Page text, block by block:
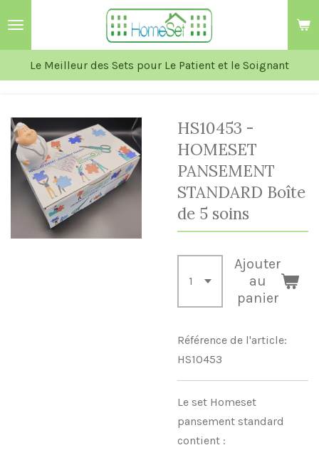
Le Meilleur des Sets pour Le Patient et le Soignant
HS10453 -
HOMESET
PANSEMENT
STANDARD Boîte
de 5 soins
Ajouter
au
panier
Référence de l'article:
HS10453
Le set Homeset
pansement standard
contient :